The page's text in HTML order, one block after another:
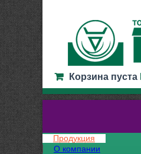
Корзина пуста
Продукция
О компании